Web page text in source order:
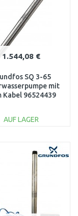
1.544,08 €
SQ 3-65
mit
Kabel 96524439
AUF LAGER
Vergleichen